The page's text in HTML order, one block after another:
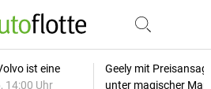
ist eine
14:00 Uhr
Geely mit
unter magischer